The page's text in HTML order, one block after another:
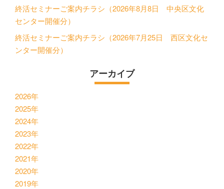
終活セミナーご案内チラシ（2026年8月8日 中央区文化
センター開催分）
終活セミナーご案内チラシ（2026年7月25日 西区文化セ
ンター開催分）
アーカイブ
2026年
2025年
2024年
2023年
2022年
2021年
2020年
2019年